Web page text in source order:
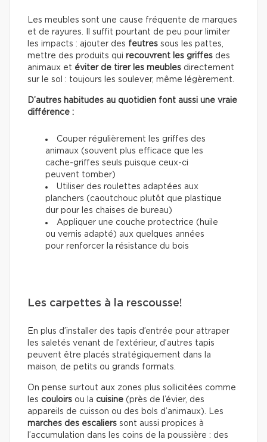
Les meubles sont une cause fréquente de marques
et de rayures. Il suffit pourtant de peu pour limiter
les impacts : ajouter des feutres sous les pattes,
mettre des produits qui recouvrent les griffes des
animaux et éviter de tirer les meubles directement
sur le sol : toujours les soulever, même légèrement.
D’autres habitudes au quotidien font aussi une vraie
différence :
Couper régulièrement les griffes des
animaux (souvent plus efficace que les
cache-griffes seuls puisque ceux-ci
peuvent tomber)
Utiliser des roulettes adaptées aux
planchers (caoutchouc plutôt que plastique
dur pour les chaises de bureau)
Appliquer une couche protectrice (huile
ou vernis adapté) aux quelques années
pour renforcer la résistance du bois
Les carpettes à la rescousse!
En plus d’installer des tapis d’entrée pour attraper
les saletés venant de l’extérieur, d’autres tapis
peuvent être placés stratégiquement dans la
maison, de petits ou grands formats.
On pense surtout aux zones plus sollicitées comme
les couloirs ou la cuisine (près de l’évier, des
appareils de cuisson ou des bols d’animaux). Les
marches des escaliers sont aussi propices à
l’accumulation dans les coins de la poussière : des